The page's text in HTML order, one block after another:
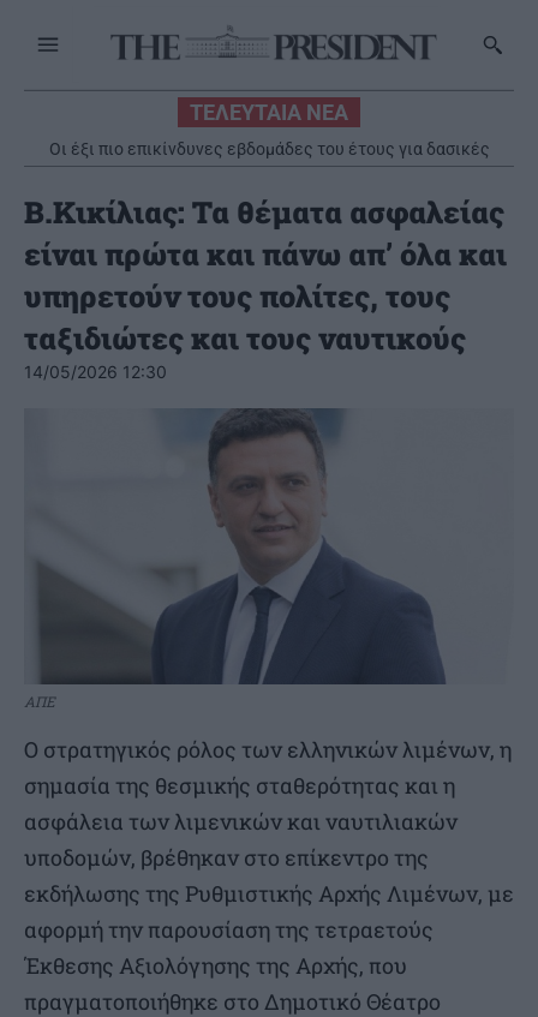
ΤΕΛΕΥΤΑΙΑ ΝΕΑ
Οι έξι πιο επικίνδυνες εβδομάδες του έτους για δασικές
πυρκαγιές
Β.Κικίλιας: Τα θέματα ασφαλείας
είναι πρώτα και πάνω απ’ όλα και
υπηρετούν τους πολίτες, τους
ταξιδιώτες και τους ναυτικούς
14/05/2026 12:30
ΑΠΕ
Ο στρατηγικός ρόλος των ελληνικών λιμένων, η
σημασία της θεσμικής σταθερότητας και η
ασφάλεια των λιμενικών και ναυτιλιακών
υποδομών, βρέθηκαν στο επίκεντρο της
εκδήλωσης της Ρυθμιστικής Αρχής Λιμένων, με
αφορμή την παρουσίαση της τετραετούς
Έκθεσης Αξιολόγησης της Αρχής, που
πραγματοποιήθηκε στο Δημοτικό Θέατρο